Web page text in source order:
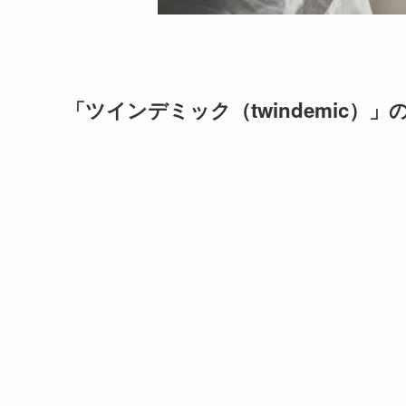
「ツインデミック（twindemic）」